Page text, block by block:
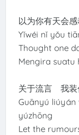
以为你有天会感
Yǐwéi nǐ yǒu
Thought one
Mengira suatu
关于流言 我装
Guānyú liúyán
yúzhōng
Let the